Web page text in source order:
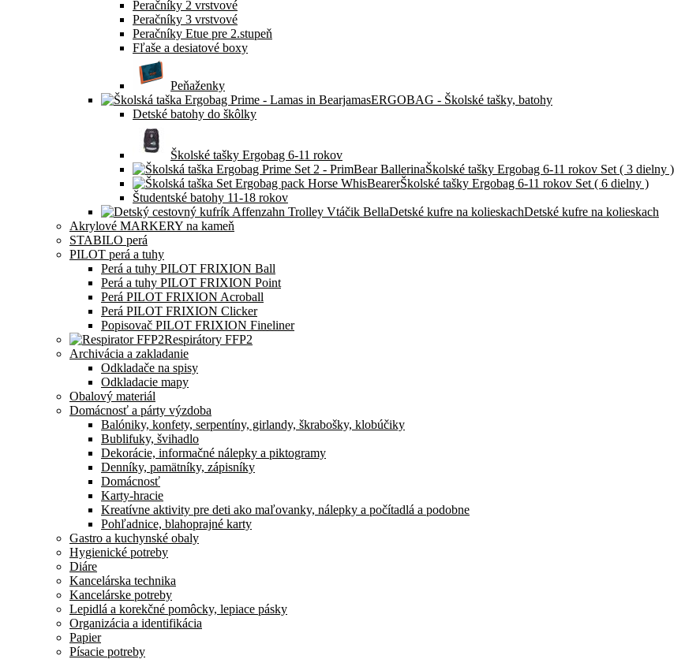
Peračníky 2 vrstvové
Peračníky 3 vrstvové
Peračníky Etue pre 2.stupeň
Fľaše a desiatové boxy
Peňaženky
ERGOBAG - Školské tašky, batohy
Detské batohy do škôlky
Školské tašky Ergobag 6-11 rokov
Školské tašky Ergobag 6-11 rokov Set ( 3 dielny )
Školské tašky Ergobag 6-11 rokov Set ( 6 dielny )
Študentské batohy 11-18 rokov
Detské kufre na kolieskachDetské kufre na kolieskach
Akrylové MARKERY na kameň
STABILO perá
PILOT perá a tuhy
Perá a tuhy PILOT FRIXION Ball
Perá a tuhy PILOT FRIXION Point
Perá PILOT FRIXION Acroball
Perá PILOT FRIXION Clicker
Popisovač PILOT FRIXION Fineliner
Respirátory FFP2
Archivácia a zakladanie
Odkladače na spisy
Odkladacie mapy
Obalový materiál
Domácnosť a párty výzdoba
Balóniky, konfety, serpentíny, girlandy, škrabošky, klobúčiky
Bublifuky, švihadlo
Dekorácie, informačné nálepky a piktogramy
Denníky, pamätníky, zápisníky
Domácnosť
Karty-hracie
Kreatívne aktivity pre deti ako maľovanky, nálepky a počítadlá a podobne
Pohľadnice, blahoprajné karty
Gastro a kuchynské obaly
Hygienické potreby
Diáre
Kancelárska technika
Kancelárske potreby
Lepidlá a korekčné pomôcky, lepiace pásky
Organizácia a identifikácia
Papier
Písacie potreby